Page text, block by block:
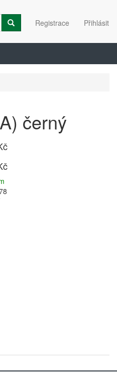
Registrace Přihlásit
černý